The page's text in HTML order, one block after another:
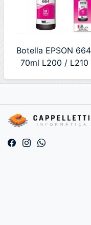
Botella EPSON
70ml L200 / L210